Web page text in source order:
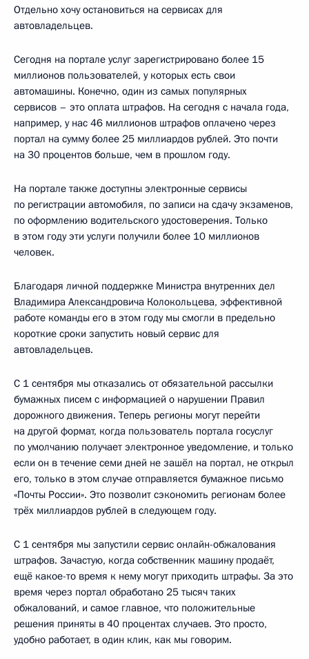
Отдельно хочу остановиться на сервисах для
автовладельцев.
Сегодня на портале услуг зарегистрировано более 15
миллионов пользователей, у которых есть свои
автомашины. Конечно, один из самых популярных
сервисов – это оплата штрафов. На сегодня с начала года,
например, у нас 46 миллионов штрафов оплачено через
портал на сумму более 25 миллиардов рублей. Это почти
на 30 процентов больше, чем в прошлом году.
На портале также доступны электронные сервисы
по регистрации автомобиля, по записи на сдачу экзаменов,
по оформлению водительского удостоверения. Только
в этом году эти услуги получили более 10 миллионов
человек.
Благодаря личной поддержке Министра внутренних дел
Владимира Александровича Колокольцева, эффективной
работе команды его в этом году мы смогли в предельно
короткие сроки запустить новый сервис для
автовладельцев.
С 1 сентября мы отказались от обязательной рассылки
бумажных писем с информацией о нарушении Правил
дорожного движения. Теперь регионы могут перейти
на другой формат, когда пользователь портала госуслуг
по умолчанию получает электронное уведомление, и только
если он в течение семи дней не зашёл на портал, не открыл
его, только в этом случае отправляется бумажное письмо
«Почты России». Это позволит сэкономить регионам более
трёх миллиардов рублей в следующем году.
С 1 сентября мы запустили сервис онлайн-обжалования
штрафов. Зачастую, когда собственник машину продаёт,
ещё какое-то время к нему могут приходить штрафы. За это
время через портал обработано 25 тысяч таких
обжалований, и самое главное, что положительные
решения приняты в 40 процентах случаев. Это просто,
удобно работает, в один клик, как мы говорим.